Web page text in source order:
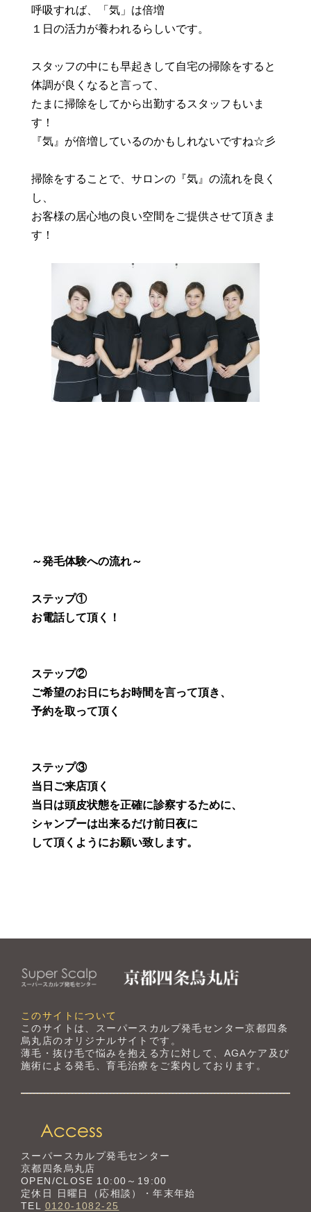
呼吸すれば、「気」は倍増
１日の活力が養われるらしいです。
スタッフの中にも早起きして自宅の掃除をすると
体調が良くなると言って、
たまに掃除をしてから出勤するスタッフもいま
す！
『気』が倍増しているのかもしれないですね☆彡
掃除をすることで、サロンの『気』の流れを良く
し、
お客様の居心地の良い空間をご提供させて頂きま
す！
～発毛体験への流れ～
ステップ①
お電話して頂く！
ステップ②
ご希望のお日にちお時間を言って頂き、
予約を取って頂く
ステップ③
当日ご来店頂く
当日は頭皮状態を正確に診察するために、
シャンプーは出来るだけ前日夜に
して頂くようにお願い致します。
このサイトについて
このサイトは、スーパースカルプ発毛センター京都四条
烏丸店のオリジナルサイトです。
薄毛・抜け毛で悩みを抱える方に対して、AGAケア及び
施術による発毛、育毛治療をご案内しております。
スーパースカルプ発毛センター
京都四条烏丸店
OPEN/CLOSE 10:00～19:00
定休日 日曜日（応相談）・年末年始
TEL 0120-1082-25